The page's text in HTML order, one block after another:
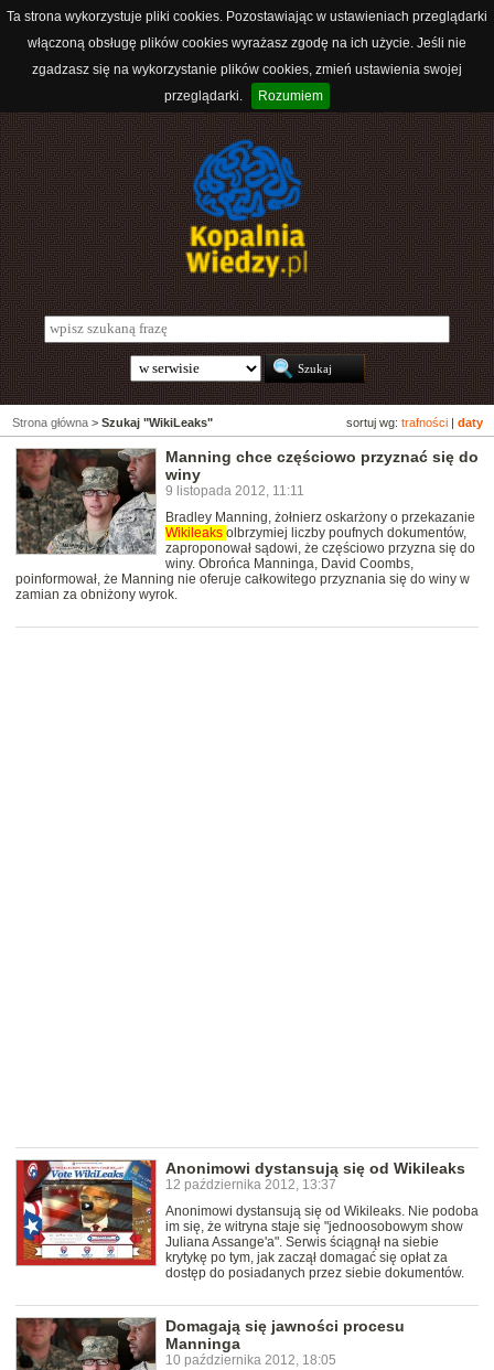
Ta strona wykorzystuje pliki cookies. Pozostawiając w ustawieniach przeglądarki
włączoną obsługę plików cookies wyrażasz zgodę na ich użycie. Jeśli nie
zgadzasz się na wykorzystanie plików cookies, zmień ustawienia swojej
przeglądarki.
Rozumiem
sortuj wg: trafności daty
Strona główna > Szukaj "WikiLeaks"
Manning chce częściowo przyznać się do
winy
9 listopada 2012, 11:11
Bradley Manning, żołnierz oskarżony o przekazanie
Wikileaks olbrzymiej liczby poufnych dokumentów,
zaproponował sądowi, że częściowo przyzna się do
winy. Obrońca Manninga, David Coombs,
poinformował, że Manning nie oferuje całkowitego przyznania się do winy w
zamian za obniżony wyrok.
Anonimowi dystansują się od Wikileaks
12 października 2012, 13:37
Anonimowi dystansują się od Wikileaks. Nie podoba
im się, że witryna staje się "jednoosobowym show
Juliana Assange'a". Serwis ściągnął na siebie
krytykę po tym, jak zaczął domagać się opłat za
dostęp do posiadanych przez siebie dokumentów.
Domagają się jawności procesu
Manninga
10 października 2012, 18:05